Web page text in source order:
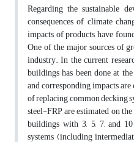
Regarding the sustainable
consequences of climate
impacts of products have
One of the major sources of
industry. In the current
buildings has been done at
and corresponding impacts
of replacing common decking
steel-FRP are estimated on
buildings with 3, 5, 7, and
systems (including